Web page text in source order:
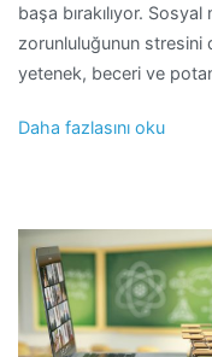
başa bırakılıyor.
zorunluluğunun stresini
yetenek, beceri ve
Daha fazlasını oku